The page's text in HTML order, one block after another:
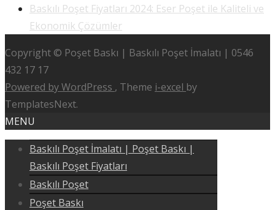
Baskılı Poşet Fiyatları 2024: Eser Poşet ile Kaliteli ve
Ekonomik Çözümler
Copyright © Poşet Baskı | Baskılı Poşet İmalatı | 0546
432 17 17
Powered by WordPress , Theme i-excel by
TemplatesNext.
MENU
Baskılı Poşet İmalatı | Poşet Baskı |
Baskılı Poşet Fiyatları
Baskılı Poşet
Poşet Baskı